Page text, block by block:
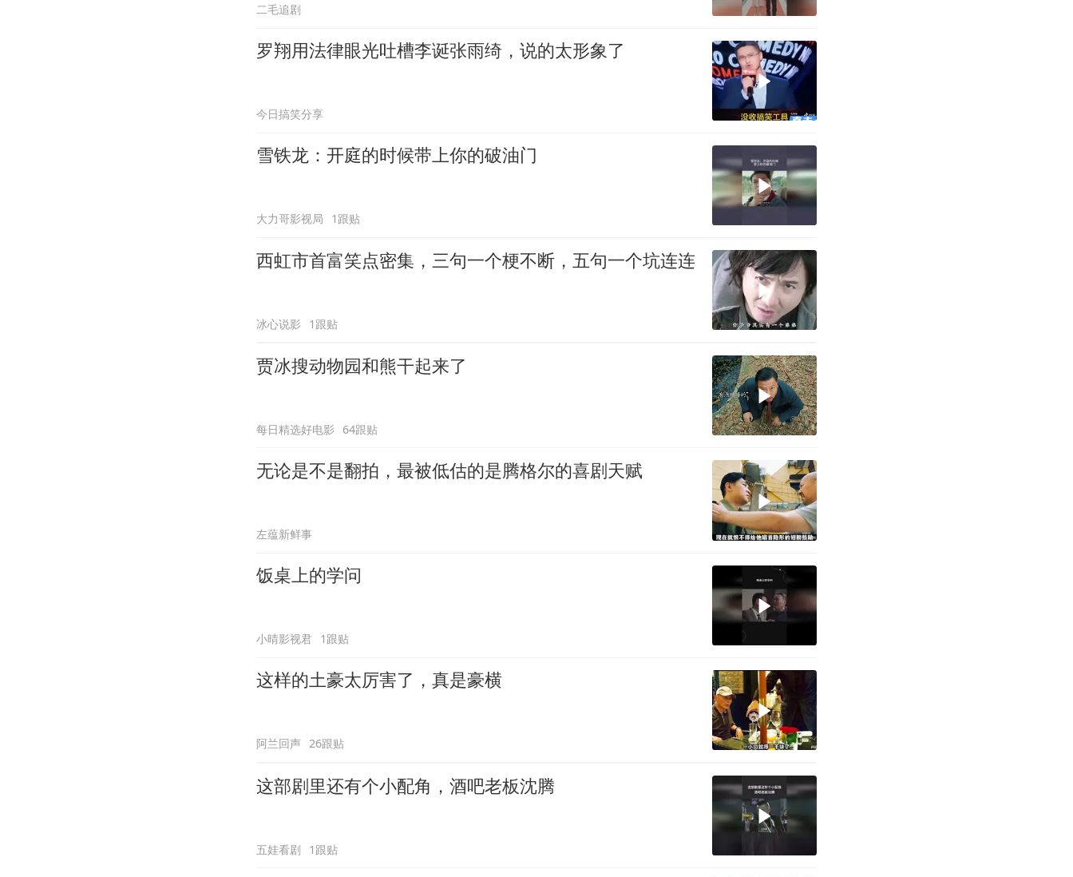
二毛追剧
罗翔用法律眼光吐槽李诞张雨绮，说的太形象了
今日搞笑分享
雪铁龙：开庭的时候带上你的破油门
大力哥影视局 1跟贴
西虹市首富笑点密集，三句一个梗不断，五句一个坑连连
冰心说影 1跟贴
贾冰搜动物园和熊干起来了
每日精选好电影 64跟贴
无论是不是翻拍，最被低估的是腾格尔的喜剧天赋
左蕴新鲜事
饭桌上的学问
小晴影视君 1跟贴
这样的土豪太厉害了，真是豪横
阿兰回声 26跟贴
这部剧里还有个小配角，酒吧老板沈腾
五娃看剧 1跟贴